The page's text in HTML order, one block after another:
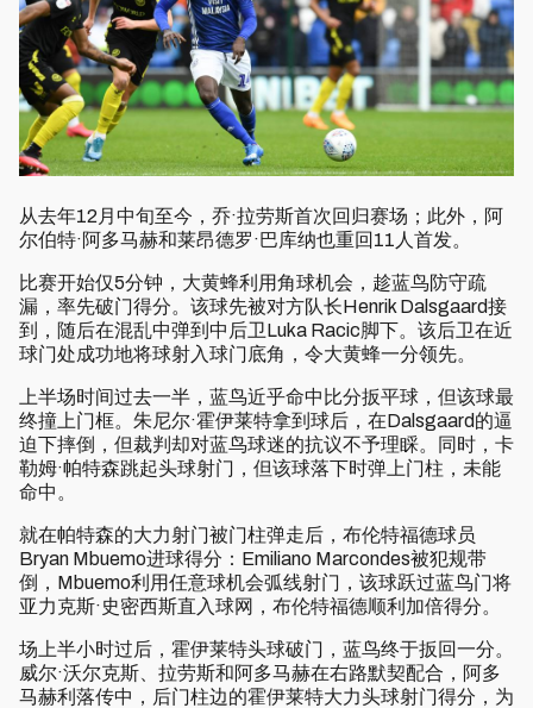
从去年12月中旬至今，乔·拉劳斯首次回归赛场；此外，阿
尔伯特·阿多马赫和莱昂德罗·巴库纳也重回11人首发。
比赛开始仅5分钟，大黄蜂利用角球机会，趁蓝鸟防守疏
漏，率先破门得分。该球先被对方队长Henrik Dalsgaard接
到，随后在混乱中弹到中后卫Luka Racic脚下。该后卫在近
球门处成功地将球射入球门底角，令大黄蜂一分领先。
上半场时间过去一半，蓝鸟近乎命中比分扳平球，但该球最
终撞上门框。朱尼尔·霍伊莱特拿到球后，在Dalsgaard的逼
迫下摔倒，但裁判却对蓝鸟球迷的抗议不予理睬。同时，卡
勒姆·帕特森跳起头球射门，但该球落下时弹上门柱，未能
命中。
就在帕特森的大力射门被门柱弹走后，布伦特福德球员
Bryan Mbuemo进球得分：Emiliano Marcondes被犯规带
倒，Mbuemo利用任意球机会弧线射门，该球跃过蓝鸟门将
亚力克斯·史密西斯直入球网，布伦特福德顺利加倍得分。
场上半小时过后，霍伊莱特头球破门，蓝鸟终于扳回一分。
威尔·沃尔克斯、拉劳斯和阿多马赫在右路默契配合，阿多
马赫利落传中，后门柱边的霍伊莱特大力头球射门得分，为